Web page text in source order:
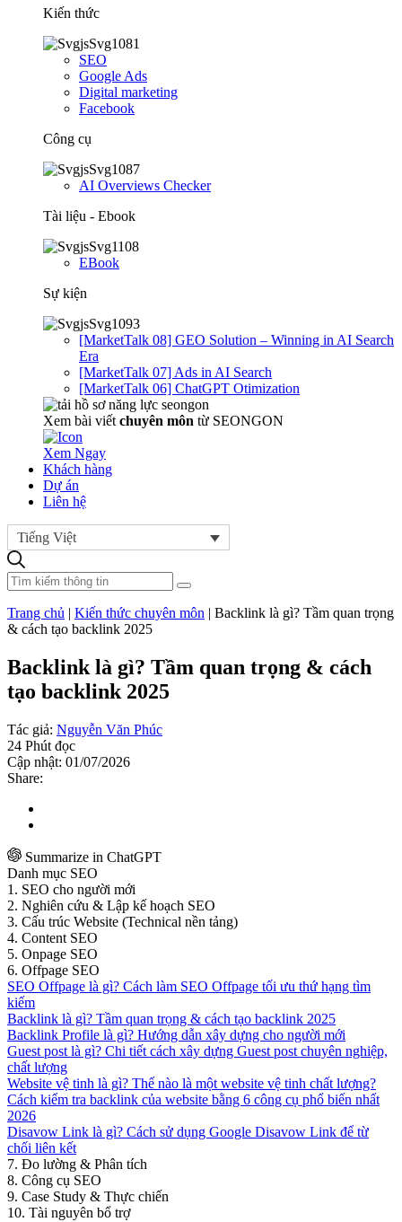
Kiến thức
SEO
Google Ads
Digital marketing
Facebook
Công cụ
AI Overviews Checker
Tài liệu - Ebook
EBook
Sự kiện
[MarketTalk 08] GEO Solution – Winning in AI Search
Era
[MarketTalk 07] Ads in AI Search
[MarketTalk 06] ChatGPT Otimization
Xem bài viết chuyên môn từ SEONGON
Xem Ngay
Khách hàng
Dự án
Liên hệ
Tiếng Việt
Trang chủ | Kiến thức chuyên môn | Backlink là gì? Tầm quan trọng
& cách tạo backlink 2025
Backlink là gì? Tầm quan trọng & cách
tạo backlink 2025
Tác giả: Nguyễn Văn Phúc
24 Phút đọc
Cập nhật: 01/07/2026
Share:
Summarize in ChatGPT
Danh mục SEO
1. SEO cho người mới
2. Nghiên cứu & Lập kế hoạch SEO
3. Cấu trúc Website (Technical nền tảng)
4. Content SEO
5. Onpage SEO
6. Offpage SEO
SEO Offpage là gì? Cách làm SEO Offpage tối ưu thứ hạng tìm
kiếm
Backlink là gì? Tầm quan trọng & cách tạo backlink 2025
Backlink Profile là gì? Hướng dẫn xây dựng cho người mới
Guest post là gì? Chi tiết cách xây dựng Guest post chuyên nghiệp,
chất lượng
Website vệ tinh là gì? Thế nào là một website vệ tinh chất lượng?
Cách kiểm tra backlink của website bằng 6 công cụ phổ biến nhất
2026
Disavow Link là gì? Cách sử dụng Google Disavow Link để từ
chối liên kết
7. Đo lường & Phân tích
8. Công cụ SEO
9. Case Study & Thực chiến
10. Tài nguyên bổ trợ